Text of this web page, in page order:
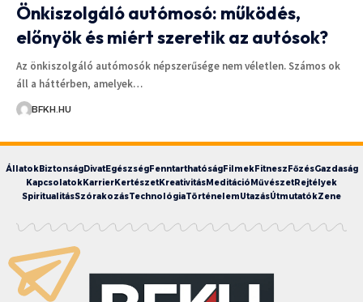
Önkiszolgáló autómosó: működés,
előnyök és miért szeretik az autósok?
Az önkiszolgáló autómosók népszerűsége nem véletlen. Számos ok
áll a háttérben, amelyek…
BFKH.HU
ÁllatokBiztonságDivatEgészségFenntarthatóságFilmekFitneszFőzésGazdaság
KapcsolatokKarrierKertészetKreativitásMeditációMűvészetRejtélyek
SpiritualitásSzórakozásTechnológiaTörténelemUtazásÚtmutatókZene